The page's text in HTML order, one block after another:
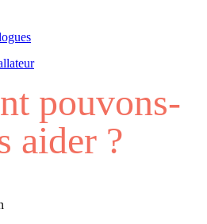
pouvons-
aider ?